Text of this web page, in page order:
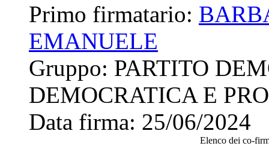
Primo firmatario:
EMANUELE
Gruppo: PARTITO
DEMOCRATICA E
Data firma: 25/06/2024
Elenco dei co-